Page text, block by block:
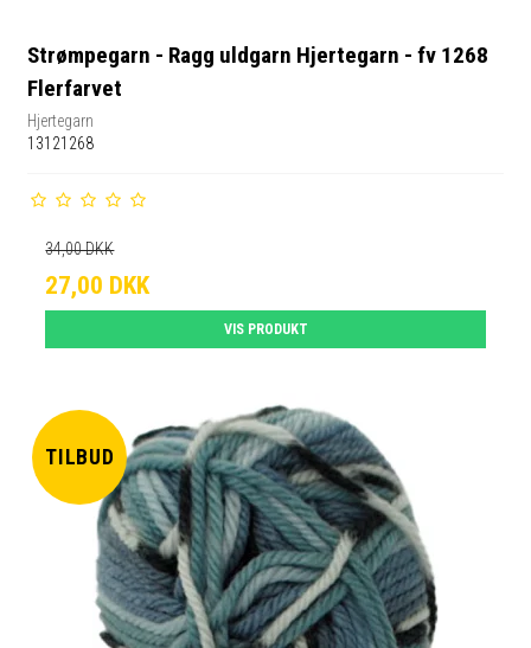
Strømpegarn - Ragg uldgarn Hjertegarn - fv 1268
Flerfarvet
Hjertegarn
13121268
34,00 DKK
27,00 DKK
VIS PRODUKT
TILBUD